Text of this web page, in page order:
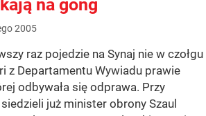
na gong
2005
raz pojedzie na Synaj nie w czołgu
z Departamentu Wywiadu prawie
odbywała się odprawa. Przy
już minister obrony Szaul